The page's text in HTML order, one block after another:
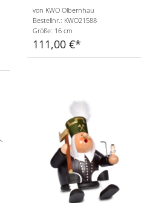
von KWO Olbernhau
Bestellnr.: KWO21588
Größe: 16 cm
111,00 €